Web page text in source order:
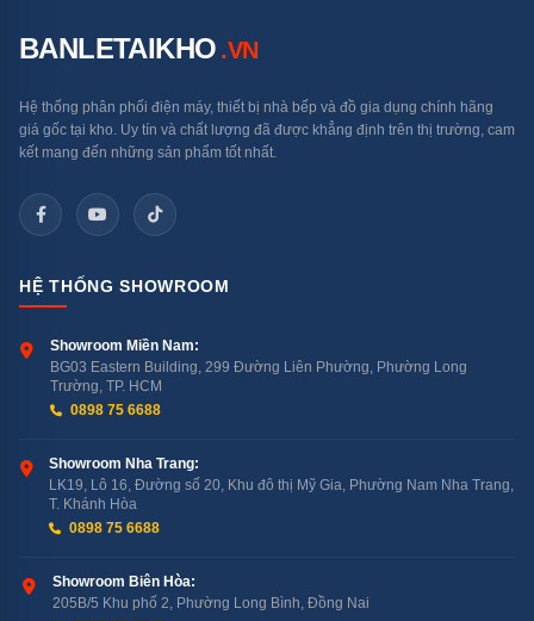
BANLETAIKHO .VN
Hệ thống phân phối điện máy, thiết bị nhà bếp và đồ gia dụng chính hãng
giá gốc tại kho. Uy tín và chất lượng đã được khẳng định trên thị trường, cam
kết mang đến những sản phẩm tốt nhất.
HỆ THỐNG SHOWROOM
Showroom Miền Nam:
BG03 Eastern Building, 299 Đường Liên Phường, Phường Long
Trường, TP. HCM
0898 75 6688
Showroom Nha Trang:
LK19, Lô 16, Đường số 20, Khu đô thị Mỹ Gia, Phường Nam Nha Trang,
T. Khánh Hòa
0898 75 6688
Showroom Biên Hòa:
205B/5 Khu phố 2, Phường Long Bình, Đồng Nai